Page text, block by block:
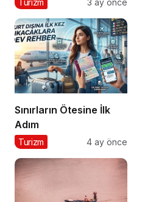
Sınırların Ötesine İlk
Adım
Turizm 4 ay önce